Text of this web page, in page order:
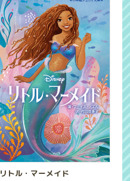
リトル・マーメイド